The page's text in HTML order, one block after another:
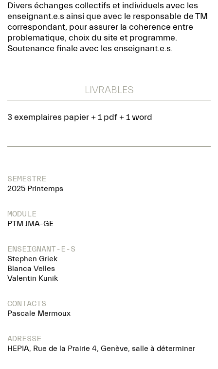
Divers échanges collectifs et individuels avec les
enseignant.e.s ainsi que avec le responsable de TM
correspondant, pour assurer la coherence entre
problematique, choix du site et programme.
Soutenance finale avec les enseignant.e.s.
LIVRABLES
3 exemplaires papier + 1 pdf + 1 word
SEMESTRE
2025 Printemps
MODULE
PTM JMA-GE
ENSEIGNANT-E-S
Stephen Griek
Blanca Velles
Valentin Kunik
CONTACTS
Pascale Mermoux
ADRESSE
HEPIA, Rue de la Prairie 4, Genève, salle à déterminer